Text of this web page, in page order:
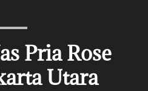
Pria Rose
Utara